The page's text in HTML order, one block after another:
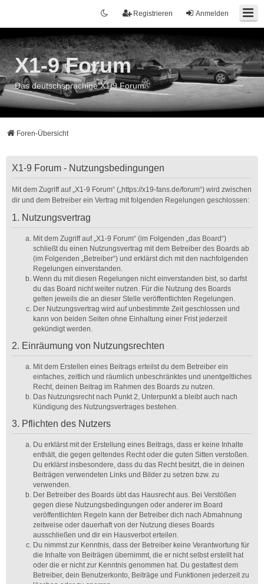
Anmelden
Registrieren
X1-9 Forum
Das deutschsprachige X1/9 Forum
Foren-Übersicht
X1-9 Forum - Nutzungsbedingungen
Mit dem Zugriff auf „X1-9 Forum“ („https://x19-fans.de/forum“) wird zwischen
dir und dem Betreiber ein Vertrag mit folgenden Regelungen geschlossen:
1. Nutzungsvertrag
Mit dem Zugriff auf „X1-9 Forum“ (im Folgenden „das Board“)
schließt du einen Nutzungsvertrag mit dem Betreiber des Boards ab
(im Folgenden „Betreiber“) und erklärst dich mit den nachfolgenden
Regelungen einverstanden.
Wenn du mit diesen Regelungen nicht einverstanden bist, so darfst
du das Board nicht weiter nutzen. Für die Nutzung des Boards
gelten jeweils die an dieser Stelle veröffentlichten Regelungen.
Der Nutzungsvertrag wird auf unbestimmte Zeit geschlossen und
kann von beiden Seiten ohne Einhaltung einer Frist jederzeit
gekündigt werden.
2. Einräumung von Nutzungsrechten
Mit dem Erstellen eines Beitrags erteilst du dem Betreiber ein
einfaches, zeitlich und räumlich unbeschränktes und unentgeltliches
Recht, deinen Beitrag im Rahmen des Boards zu nutzen.
Das Nutzungsrecht nach Punkt 2, Unterpunkt a bleibt auch nach
Kündigung des Nutzungsvertrages bestehen.
3. Pflichten des Nutzers
Du erklärst mit der Erstellung eines Beitrags, dass er keine Inhalte
enthält, die gegen geltendes Recht oder die guten Sitten verstoßen.
Du erklärst insbesondere, dass du das Recht besitzt, die in deinen
Beiträgen verwendeten Links und Bilder zu setzen bzw. zu
verwenden.
Der Betreiber des Boards übt das Hausrecht aus. Bei Verstößen
gegen diese Nutzungsbedingungen oder anderer im Board
veröffentlichten Regeln kann der Betreiber dich nach Abmahnung
zeitweise oder dauerhaft von der Nutzung dieses Boards
ausschließen und dir ein Hausverbot erteilen.
Du nimmst zur Kenntnis, dass der Betreiber keine Verantwortung für
die Inhalte von Beiträgen übernimmt, die er nicht selbst erstellt hat
oder die er nicht zur Kenntnis genommen hat. Du gestattest dem
Betreiber, dein Benutzerkonto, Beiträge und Funktionen jederzeit zu